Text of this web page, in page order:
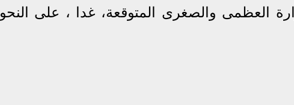
العظمى والصغرى المتوقعة، غدا ، على النحو